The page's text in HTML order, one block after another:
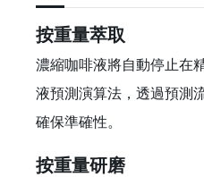
按重量萃取
濃縮咖啡液將自動停止在
液預測演算法，透過預測
確保準確性。
按重量研磨